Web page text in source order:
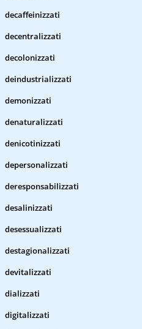
decaffeinizzati
decentralizzati
decolonizzati
deindustrializzati
demonizzati
denaturalizzati
denicotinizzati
depersonalizzati
deresponsabilizzati
desalinizzati
desessualizzati
destagionalizzati
devitalizzati
dializzati
digitalizzati